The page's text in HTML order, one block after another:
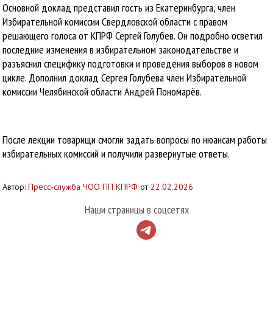
Основной доклад представил гость из Екатеринбурга, член
Избирательной комиссии Свердловской области с правом
решающего голоса от КПРФ Сергей Голубев. Он подробно осветил
последние изменения в избирательном законодательстве и
разъяснил специфику подготовки и проведения выборов в новом
цикле. Дополнил доклад Сергея Голубева член Избирательной
комиссии Челябинской области Андрей Пономарёв.
После лекции товарищи смогли задать вопросы по нюансам работы
избирательных комиссий и получили развернутые ответы.
Автор:Пресс-служба ЧОО ПП КПРФ от22.02.2026
Наши страницы в соцсетях